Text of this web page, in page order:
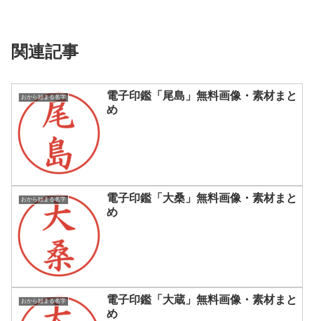
関連記事
おから始まる名字
電子印鑑「尾島」無料画像・素材まと
め
おから始まる名字
電子印鑑「大桑」無料画像・素材まと
め
おから始まる名字
電子印鑑「大蔵」無料画像・素材まと
め